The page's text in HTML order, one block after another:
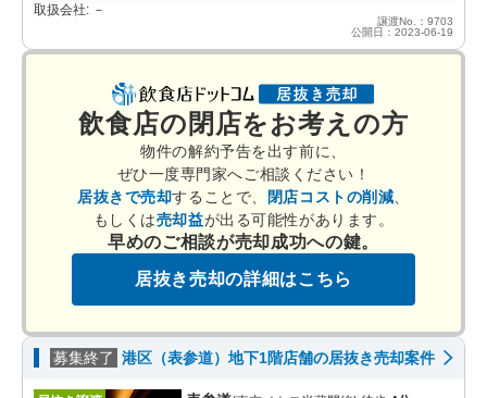
取扱会社: －
譲渡No.：9703
公開日：2023-06-19
飲食店の閉店をお考えの方
物件の解約予告を出す前に、
ぜひ一度専門家へご相談ください！
居抜きで売却することで、 閉店コストの削減
もしくは売却益が出る可能性があります。
早めのご相談が売却成功への鍵。
居抜き売却の詳細はこちら
募集終了 港区（表参道）地下1階店舗の居抜き売却案件